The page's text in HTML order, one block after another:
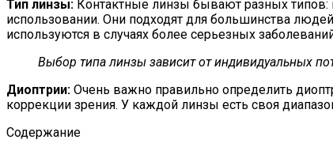
Тип линзы: Контактные линзы бывают разных
использовании. Они подходят для большинства
используются в случаях более серьезных
Выбор типа линзы зависит от индивидуальных
Диоптрии: Очень важно правильно определить
коррекции зрения. У каждой линзы есть своя
Содержание